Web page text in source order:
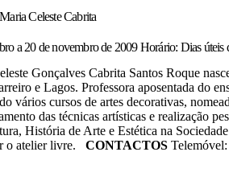
Celeste Cabrita
a 20 de novembro de 2009 Horário: Dias úteis
Gonçalves Cabrita Santos Roque
e Lagos. Professora aposentada do
vários cursos de artes decorativas,
das técnicas artísticas e realização
História de Arte e Estética na
o atelier livre. CONTACTOS